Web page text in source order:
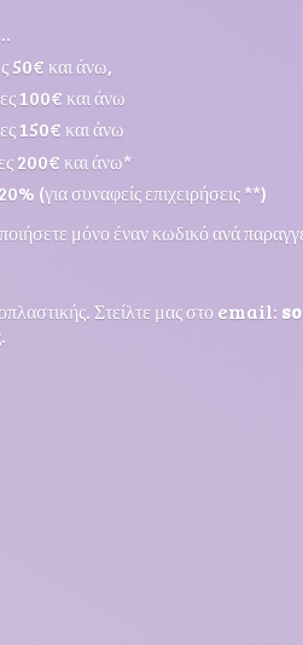
50€ και άνω,
100€ και άνω
150€ και άνω
200€ και άνω*
(για συναφείς επιχειρήσεις **)
μόνο έναν κωδικό ανά
Στείλτε μας στο email: